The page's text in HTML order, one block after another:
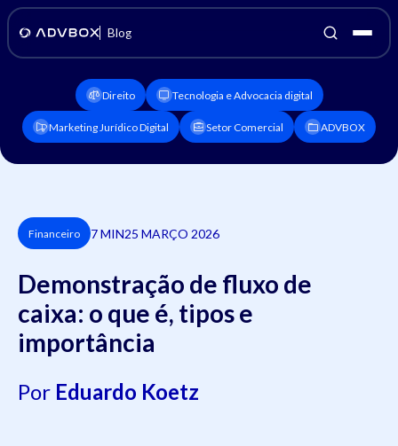
Blog
Direito Tecnologia e Advocacia digital
Marketing Jurídico Digital Setor Comercial ADVBOX
Financeiro 7 MIN25 MARÇO 2026
Demonstração de fluxo de
caixa: o que é, tipos e
importância
Por Eduardo Koetz